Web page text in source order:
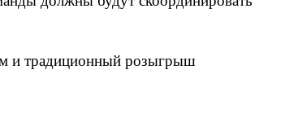
и традиционный розыгрыш